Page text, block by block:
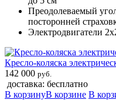
Преодолеваемый
посторонней
Электродвигатели
Кресло-коляска
142 000 руб.
доставка: бесплатно
В корзинуВ корзине В